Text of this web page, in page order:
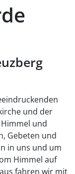
und der
und
Gebeten und
in uns und um
Himmel auf
fahren wir mit